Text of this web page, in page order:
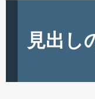
見出し